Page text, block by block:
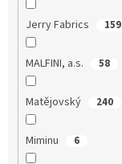
Jerry Fabrics 159
MALFINI, a.s. 58
Matějovský 240
Miminu 6